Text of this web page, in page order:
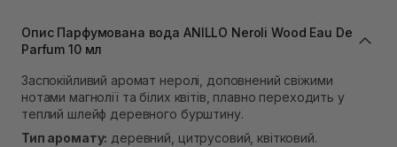
В наявності
Самовивіз м. Львів, вул. Степана Бандери 45
Самовивіз м. Рівне, вул. 16-го Липня, 15
В наявності
Самовивіз м. Рівне, вул. Кулика і Гудачека 23 (ТЦ
Екватор)
Опис Парфумована вода ANILLO Neroli Wood Eau De
Parfum 10 мл
Заспокійливий аромат неролі, доповнений свіжими
нотами магнолії та білих квітів, плавно переходить у
теплий шлейф деревного бурштину.
Тип аромату: деревний, цитрусовий, квітковий.